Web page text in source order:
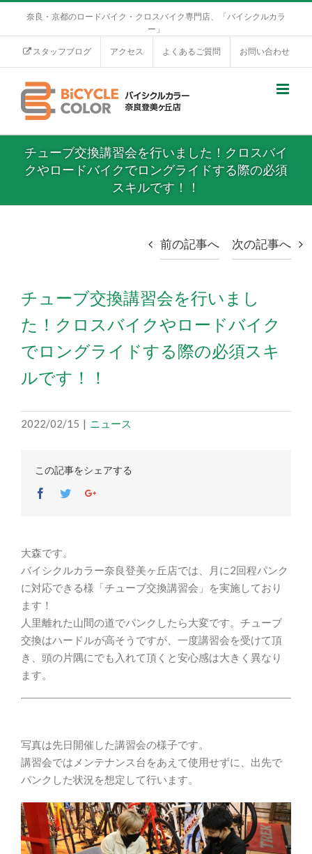
奈良・京都のロードバイク・クロスバイク専門店、「バイシクルカラ
ー」
スタッフブログ アクセス よくあるご質問 お問い合わせ
チューブ交換講習会を行いました！クロスバイ
クやロードバイクでロングライドする際の必須
スキルです！！
前の記事へ 次の記事へ
チューブ交換講習会を行いまし
た！クロスバイクやロードバイク
でロングライドする際の必須スキ
ルです！！
2022/02/15 | ニュース
この記事をシェアする
Facebook
TwitterGoogle+
大森です。
バイシクルカラー奈良登美ヶ丘店では、月に2回程パンク
に対応できる様「チューブ交換講習会」を実施しており
ます！
人里離れた山間の道でパンクしたら大変です。チューブ
交換はハードルが高そうですが、一度講習会を受けて頂
き、頭の片隅にでも入れて頂くと安心感は大きく異なり
ます。
写真は先日開催した講習会の様子です。
講習会ではメンテナンス台をあえて使用せずに、出先で
パンクした状況を想定して行います。